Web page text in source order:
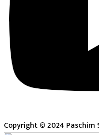
Copyright © 2024 Paschim